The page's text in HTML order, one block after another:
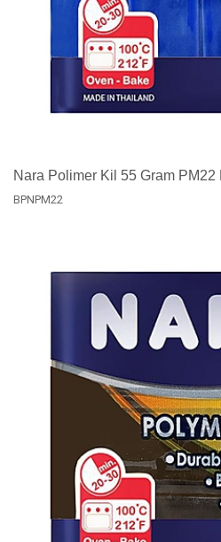
Nara Polimer Kil 55 Gram PM22
BPNPM22